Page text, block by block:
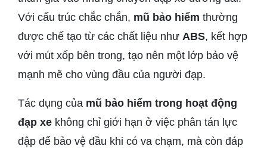
Với cấu trúc chắc chắn, mũ bảo hiểm thường
được chế tạo từ các chất liệu như ABS, kết hợp
với mút xốp bên trong, tạo nên một lớp bảo vệ
mạnh mẽ cho vùng đầu của người đạp.
Tác dụng của mũ bảo hiểm trong hoạt động
đạp xe không chỉ giới hạn ở việc phân tán lực
đập để bảo vệ đầu khi có va chạm, mà còn đáp